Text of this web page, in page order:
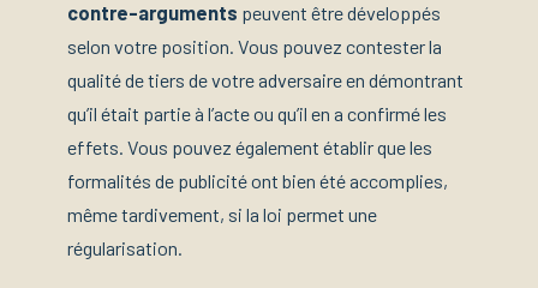
contre-arguments peuvent être développés
selon votre position. Vous pouvez contester la
qualité de tiers de votre adversaire en démontrant
qu’il était partie à l’acte ou qu’il en a confirmé les
effets. Vous pouvez également établir que les
formalités de publicité ont bien été accomplies,
même tardivement, si la loi permet une
régularisation.